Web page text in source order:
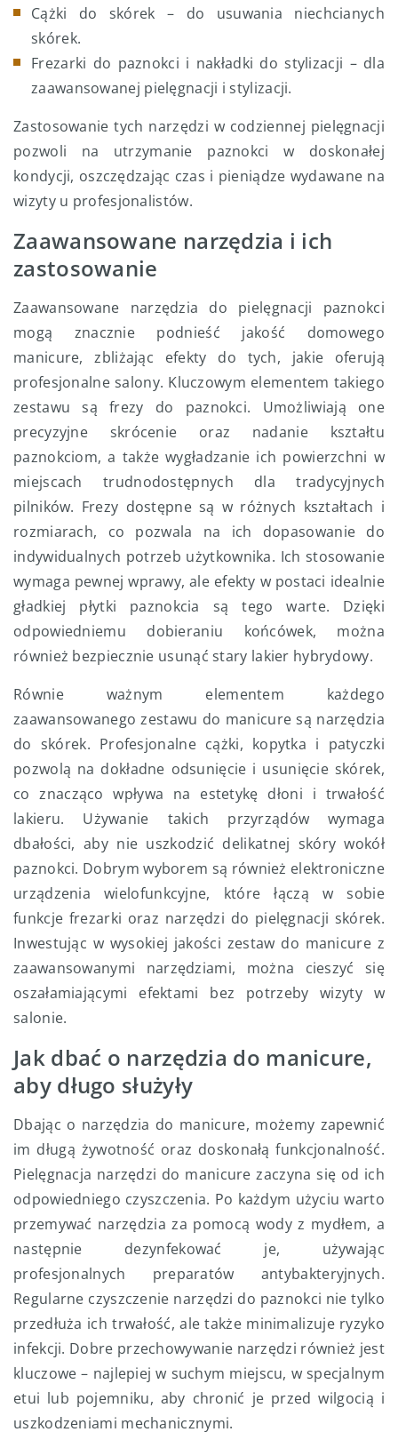
Cążki do skórek – do usuwania niechcianych
skórek.
Frezarki do paznokci i nakładki do stylizacji – dla
zaawansowanej pielęgnacji i stylizacji.
Zastosowanie tych narzędzi w codziennej pielęgnacji
pozwoli na utrzymanie paznokci w doskonałej
kondycji, oszczędzając czas i pieniądze wydawane na
wizyty u profesjonalistów.
Zaawansowane narzędzia i ich
zastosowanie
Zaawansowane narzędzia do pielęgnacji paznokci
mogą znacznie podnieść jakość domowego
manicure, zbliżając efekty do tych, jakie oferują
profesjonalne salony. Kluczowym elementem takiego
zestawu są frezy do paznokci. Umożliwiają one
precyzyjne skrócenie oraz nadanie kształtu
paznokciom, a także wygładzanie ich powierzchni w
miejscach trudnodostępnych dla tradycyjnych
pilników. Frezy dostępne są w różnych kształtach i
rozmiarach, co pozwala na ich dopasowanie do
indywidualnych potrzeb użytkownika. Ich stosowanie
wymaga pewnej wprawy, ale efekty w postaci idealnie
gładkiej płytki paznokcia są tego warte. Dzięki
odpowiedniemu dobieraniu końcówek, można
również bezpiecznie usunąć stary lakier hybrydowy.
Równie ważnym elementem każdego
zaawansowanego zestawu do manicure są narzędzia
do skórek. Profesjonalne cążki, kopytka i patyczki
pozwolą na dokładne odsunięcie i usunięcie skórek,
co znacząco wpływa na estetykę dłoni i trwałość
lakieru. Używanie takich przyrządów wymaga
dbałości, aby nie uszkodzić delikatnej skóry wokół
paznokci. Dobrym wyborem są również elektroniczne
urządzenia wielofunkcyjne, które łączą w sobie
funkcje frezarki oraz narzędzi do pielęgnacji skórek.
Inwestując w wysokiej jakości zestaw do manicure z
zaawansowanymi narzędziami, można cieszyć się
oszałamiającymi efektami bez potrzeby wizyty w
salonie.
Jak dbać o narzędzia do manicure,
aby długo służyły
Dbając o narzędzia do manicure, możemy zapewnić
im długą żywotność oraz doskonałą funkcjonalność.
Pielęgnacja narzędzi do manicure zaczyna się od ich
odpowiedniego czyszczenia. Po każdym użyciu warto
przemywać narzędzia za pomocą wody z mydłem, a
następnie dezynfekować je, używając
profesjonalnych preparatów antybakteryjnych.
Regularne czyszczenie narzędzi do paznokci nie tylko
przedłuża ich trwałość, ale także minimalizuje ryzyko
infekcji. Dobre przechowywanie narzędzi również jest
kluczowe – najlepiej w suchym miejscu, w specjalnym
etui lub pojemniku, aby chronić je przed wilgocią i
uszkodzeniami mechanicznymi.